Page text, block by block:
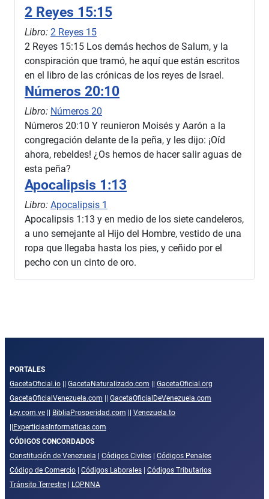
2 Reyes 15:15
Libro: 2 Reyes 15
2 Reyes 15:15 Los demás hechos de Salum, y la
conspiración que tramó, he aquí que están escritos
en el libro de las crónicas de los reyes de Israel.
Números 20:10
Libro: Números 20
Números 20:10 Y reunieron Moisés y Aarón a la
congregación delante de la peña, y les dijo: ¡Oíd
ahora, rebeldes! ¿Os hemos de hacer salir aguas de
esta peña?
Apocalipsis 1:13
Libro: Apocalipsis 1
Apocalipsis 1:13 y en medio de los siete candeleros,
a uno semejante al Hijo del Hombre, vestido de una
ropa que llegaba hasta los pies, y ceñido por el
pecho con un cinto de oro.
PORTALES
GacetaOficial.io
GacetaNaturalizado.com
GacetaOficial.org
GacetaOficialVenezuela.com
GacetaOficialDeVenezuela.com
Ley.com.ve
BibliaProsperidad.com
Venezuela.to
ExperticiasInformaticas.com
CÓDIGOS CONCORDADOS
Constitución de Venezuela
Códigos Civiles
Códigos Penales
Código de Comercio
Códigos Laborales
Códigos Tributarios
Tránsito Terrestre
LOPNNA